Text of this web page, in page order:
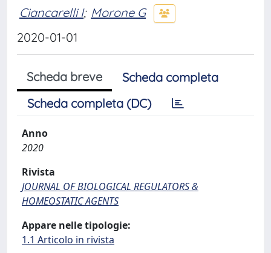
Ciancarelli I; Morone G
2020-01-01
Scheda breve
Scheda completa
Scheda completa (DC)
Anno
2020
Rivista
JOURNAL OF BIOLOGICAL REGULATORS &
HOMEOSTATIC AGENTS
Appare nelle tipologie:
1.1 Articolo in rivista